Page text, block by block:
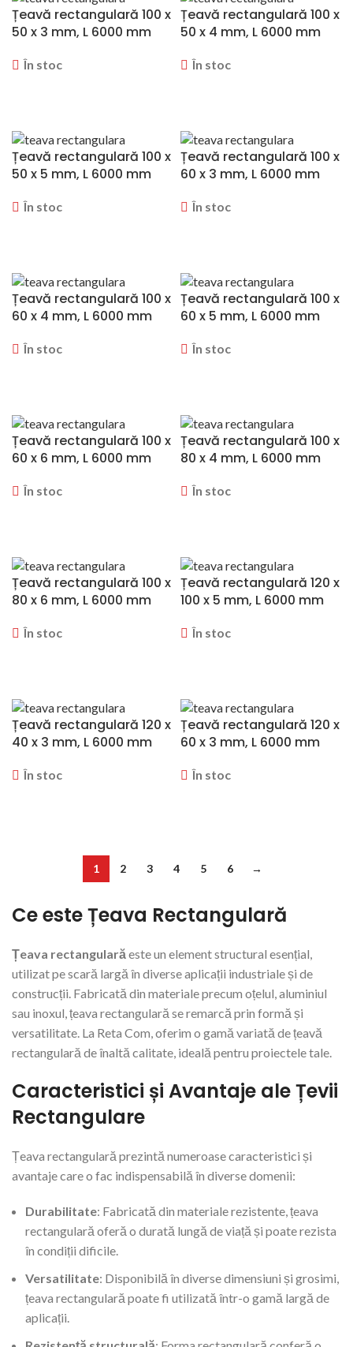
Țeavă rectangulară 100 x
50 x 3 mm, L 6000 mm
În stoc
Țeavă rectangulară 100 x
50 x 4 mm, L 6000 mm
În stoc
Țeavă rectangulară 100 x
50 x 5 mm, L 6000 mm
În stoc
Țeavă rectangulară 100 x
60 x 3 mm, L 6000 mm
În stoc
Țeavă rectangulară 100 x
60 x 4 mm, L 6000 mm
În stoc
Țeavă rectangulară 100 x
60 x 5 mm, L 6000 mm
În stoc
Țeavă rectangulară 100 x
60 x 6 mm, L 6000 mm
În stoc
Țeavă rectangulară 100 x
80 x 4 mm, L 6000 mm
În stoc
Țeavă rectangulară 100 x
80 x 6 mm, L 6000 mm
În stoc
Țeavă rectangulară 120 x
100 x 5 mm, L 6000 mm
În stoc
Țeavă rectangulară 120 x
40 x 3 mm, L 6000 mm
În stoc
Țeavă rectangulară 120 x
60 x 3 mm, L 6000 mm
În stoc
1 2 3 4 5 6 →
Ce este Țeava Rectangulară
Țeava rectangulară este un element structural esențial,
utilizat pe scară largă în diverse aplicații industriale și de
construcții. Fabricată din materiale precum oțelul, aluminiul
sau inoxul, țeava rectangulară se remarcă prin formă și
versatilitate. La Reta Com, oferim o gamă variată de țeavă
rectangulară de înaltă calitate, ideală pentru proiectele tale.
Caracteristici și Avantaje ale Țevii
Rectangulare
Țeava rectangulară prezintă numeroase caracteristici și
avantaje care o fac indispensabilă în diverse domenii:
Durabilitate: Fabricată din materiale rezistente, țeava
rectangulară oferă o durată lungă de viață și poate rezista
în condiții dificile.
Versatilitate: Disponibilă în diverse dimensiuni și grosimi,
țeava rectangulară poate fi utilizată într-o gamă largă de
aplicații.